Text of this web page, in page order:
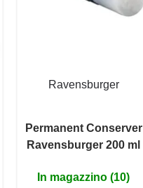
Ravensburger
Permanent Conserver
Ravensburger 200 ml
In magazzino (10)